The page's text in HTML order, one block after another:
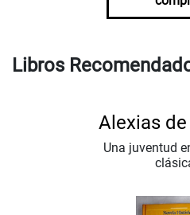
Libros
Alexias
Una juventud